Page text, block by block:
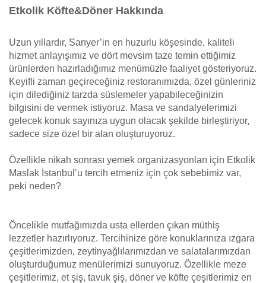
Etkolik Köfte&Döner Hakkında
Uzun yıllardır, Sarıyer’in en huzurlu köşesinde, kaliteli
hizmet anlayışımız ve dört mevsim taze temin ettiğimiz
ürünlerden hazırladığımız menümüzle faaliyet gösteriyoruz.
Keyifli zaman geçireceğiniz restoranımızda, özel günleriniz
için dilediğiniz tarzda süslemeler yapabileceğinizin
bilgisini de vermek istiyoruz. Masa ve sandalyelerimizi
gelecek konuk sayınıza uygun olacak şekilde birleştiriyor,
sadece size özel bir alan oluşturuyoruz.
Özellikle nikah sonrası yemek organizasyonları için Etkolik
Maslak İstanbul’u tercih etmeniz için çok sebebimiz var,
peki neden?
Öncelikle mutfağımızda usta ellerden çıkan müthiş
lezzetler hazırlıyoruz. Tercihinize göre konuklarınıza ızgara
çeşitlerimizden, zeytinyağlılarımızdan ve salatalarımızdan
oluşturduğumuz menülerimizi sunuyoruz. Özellikle meze
çeşitlerimiz, et şiş, tavuk şiş, döner ve köfte çeşitlerimiz en